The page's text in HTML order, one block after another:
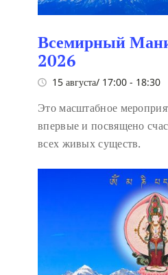
Всемирный
2026
15 августа/ 17:00 - 18:30
Это масштабное
впервые и посвящено
всех живых существ.